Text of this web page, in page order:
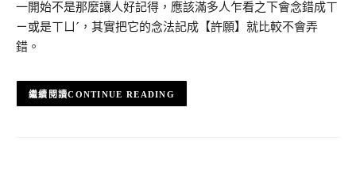
一開始不是那麼讓人好記得，應該滿多人乍看之下會念錯成ㄒ
ㄧ或是ㄒㄩˊ，其實把它的念法記成【許願】就比較不會弄
錯。
CONTINUE READING